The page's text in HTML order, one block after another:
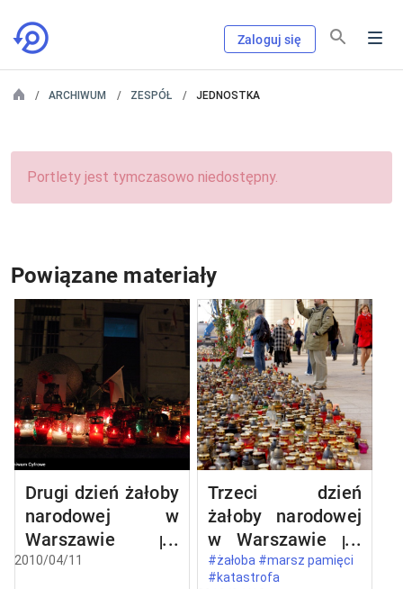
Zaloguj się
ARCHIWUM ZESPÓŁ JEDNOSTKA
Portlety jest tymczasowo niedostępny.
Powiązane materiały
Drugi dzień żałoby
narodowej w
Warszawie po
katastrofie
2010/04/11
Trzeci dzień
żałoby narodowej
w Warszawie po
katastrofie
#żałoba #marsz pamięci
#katastrofa